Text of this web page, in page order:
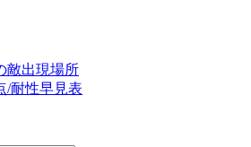
敵出現場所
/耐性早見表